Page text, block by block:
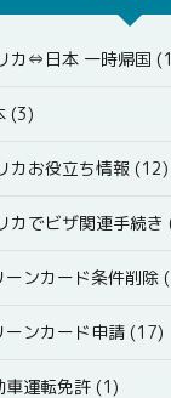
カ⇔日本 一時帰国
(3)
カお役立ち情報 (12)
カでビザ関連手続き
ーンカード条件削除
ーンカード申請 (17)
車運転免許 (1)